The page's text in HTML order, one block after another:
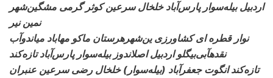
اردبیل بیله‌سوار پارس‌آباد خلخال سرعین کوثر گرمی مشگین‌شهر
نمین نیر
نوار قطره ای کشاورزیین‌شهرهرستان ماکو مهاباد میاندوآب
نقدهآبی‌بیگلو اردبیل اصلاندوز بیله‌سوار پارس‌آباد تازه‌کند
تازه‌کند انگوت جعفرآباد (بیله‌سوار) خلخال رضی سرعین عنبران